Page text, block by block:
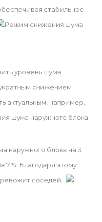
стабильное
Режим снижения шума
уровень шума
снижением
актуальным, например,
шума наружного блока
наружного блока на 3
7%. Благодаря этому
соседей.